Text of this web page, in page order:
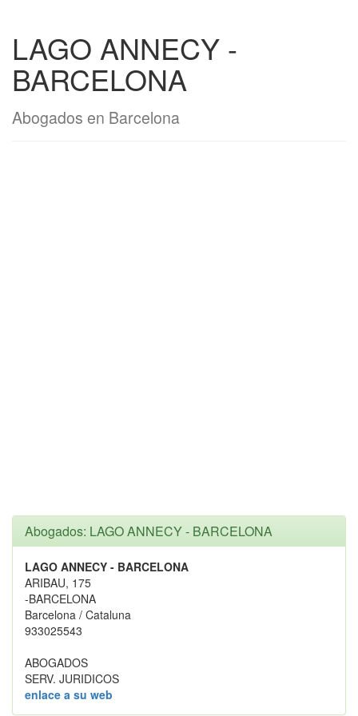
LAGO ANNECY -
BARCELONA
Abogados en Barcelona
Abogados: LAGO ANNECY - BARCELONA
LAGO ANNECY - BARCELONA
ARIBAU, 175
-BARCELONA
Barcelona / Cataluna
933025543
ABOGADOS
SERV. JURIDICOS
enlace a su web